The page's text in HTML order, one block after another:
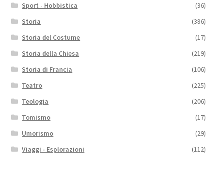
Sport - Hobbistica
(36)
Storia
(386)
Storia del Costume
(17)
Storia della Chiesa
(219)
Storia di Francia
(106)
Teatro
(225)
Teologia
(206)
Tomismo
(17)
Umorismo
(29)
Viaggi - Esplorazioni
(112)